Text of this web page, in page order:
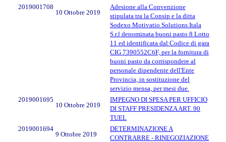
2019001708
10 Ottobre 2019
Adesione alla Convenzione
stipulata tra la Consip e la ditta
Sodexo Motivatio Solutions Itala
S.r.l denominata buoni pasto 8 Lotto
11 ed identificata dal Codice di gara
CIG 7390552C6F, per la fornitura di
buoni pasto da corrispondere al
personale dipendente dell'Ente
Provincia, in sostituzione del
servizio mensa, per mesi due.
2019001695
10 Ottobre 2019
IMPEGNO DI SPESA PER UFFICIO
DI STAFF PRESIDENZA ART. 90
TUEL
2019001694
9 Ottobre 2019
DETERMINAZIONE A
CONTRARRE - RINEGOZIAZIONE